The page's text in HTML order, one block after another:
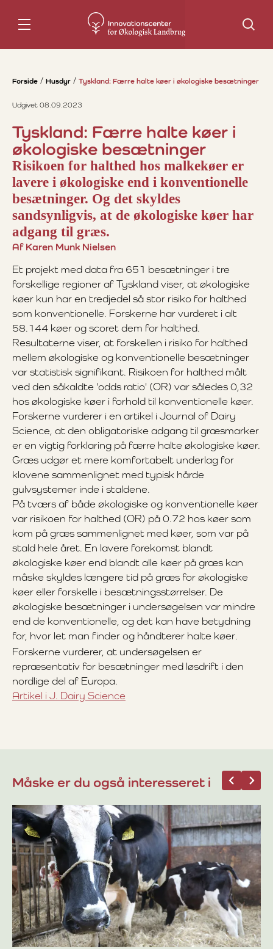
Søg
Forside Husdyr Tyskland: Færre halte køer i økologiske besætninger
Udgivet 08.09.2023
Tyskland: Færre halte køer i
økologiske besætninger
Risikoen for halthed hos malkekøer er
lavere i økologiske end i konventionelle
besætninger. Og det skyldes
sandsynligvis, at de økologiske køer har
adgang til græs.
Af Karen Munk Nielsen
Et projekt med data fra 651 besætninger i tre
forskellige regioner af Tyskland viser, at økologiske
køer kun har en tredjedel så stor risiko for halthed
som konventionelle. Forskerne har vurderet i alt
58.144 køer og scoret dem for halthed.
Resultaterne viser, at forskellen i risiko for halthed
mellem økologiske og konventionelle besætninger
var statistisk signifikant. Risikoen for halthed målt
ved den såkaldte 'odds ratio' (OR) var således 0,32
hos økologiske køer i forhold til konventionelle køer.
Forskerne vurderer i en artikel i Journal of Dairy
Science, at den obligatoriske adgang til græsmarker
er en vigtig forklaring på færre halte økologiske køer.
Græs udgør et mere komfortabelt underlag for
klovene sammenlignet med typisk hårde
gulvsystemer inde i staldene.
På tværs af både økologiske og konventionelle køer
var risikoen for halthed (OR) på 0.72 hos køer som
kom på græs sammenlignet med køer, som var på
stald hele året. En lavere forekomst blandt
økologiske køer end blandt alle køer på græs kan
måske skyldes længere tid på græs for økologiske
køer eller forskelle i besætningsstørrelser. De
økologiske besætninger i undersøgelsen var mindre
end de konventionelle, og det kan have betydning
for, hvor let man finder og håndterer halte køer.
Forskerne vurderer, at undersøgelsen er
repræsentativ for besætninger med løsdrift i den
nordlige del af Europa.
Artikel i J. Dairy Science
Måske er du også interesseret i